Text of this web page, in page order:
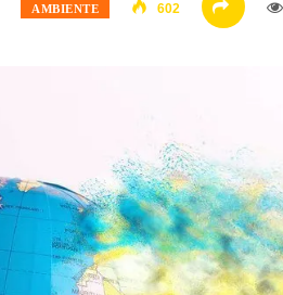
AMBIENTE 602